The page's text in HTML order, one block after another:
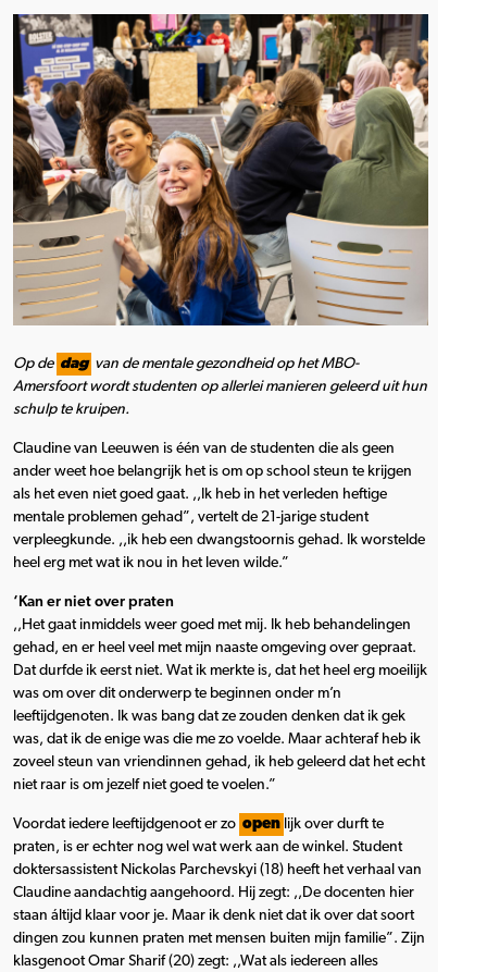
Op de dag van de mentale gezondheid op het MBO-
Amersfoort wordt studenten op allerlei manieren geleerd uit hun
schulp te kruipen.
Claudine van Leeuwen is één van de studenten die als geen
ander weet hoe belangrijk het is om op school steun te krijgen
als het even niet goed gaat. ,,Ik heb in het verleden heftige
mentale problemen gehad”, vertelt de 21-jarige student
verpleegkunde. ,,ik heb een dwangstoornis gehad. Ik worstelde
heel erg met wat ik nou in het leven wilde.”
‘Kan er niet over praten
,,Het gaat inmiddels weer goed met mij. Ik heb behandelingen
gehad, en er heel veel met mijn naaste omgeving over gepraat.
Dat durfde ik eerst niet. Wat ik merkte is, dat het heel erg moeilijk
was om over dit onderwerp te beginnen onder m’n
leeftijdgenoten. Ik was bang dat ze zouden denken dat ik gek
was, dat ik de enige was die me zo voelde. Maar achteraf heb ik
zoveel steun van vriendinnen gehad, ik heb geleerd dat het echt
niet raar is om jezelf niet goed te voelen.”
Voordat iedere leeftijdgenoot er zo open lijk over durft te
praten, is er echter nog wel wat werk aan de winkel. Student
doktersassistent Nickolas Parchevskyi (18) heeft het verhaal van
Claudine aandachtig aangehoord. Hij zegt: ,,De docenten hier
staan áltijd klaar voor je. Maar ik denk niet dat ik over dat soort
dingen zou kunnen praten met mensen buiten mijn familie”. Zijn
klasgenoot Omar Sharif (20) zegt: ,,Wat als iedereen alles